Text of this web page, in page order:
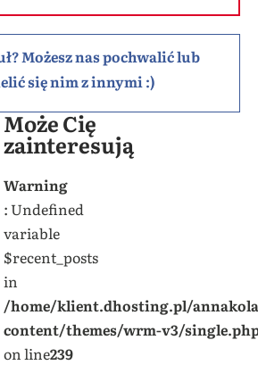
Możesz nas pochwalić lub
się nim z innymi :)
Może Cię
zainteresują
Warning
: Undefined
variable
$recent_posts
in
/home/klient.dhosting.pl/
content/themes/wrm-v3/
on line239